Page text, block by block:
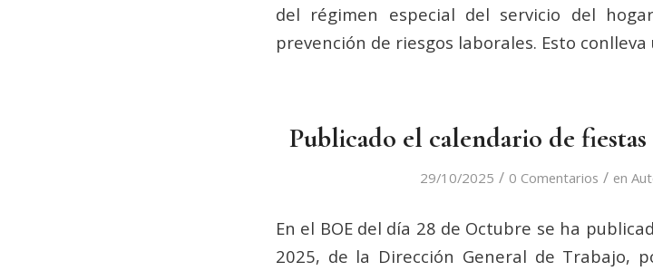
del régimen especial del servicio del
prevención de riesgos laborales. Esto
Publicado el calendario de
29/10/2025 / 0 Comentarios / en
En el BOE del día 28 de Octubre se ha
2025, de la Dirección General de Trabajo,